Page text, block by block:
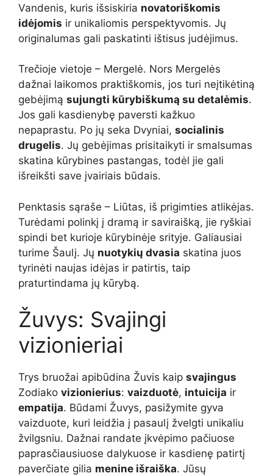
Vandenis, kuris išsiskiria novatoriškomis
idėjomis ir unikaliomis perspektyvomis. Jų
originalumas gali paskatinti ištisus judėjimus.
Trečioje vietoje – Mergelė. Nors Mergelės
dažnai laikomos praktiškomis, jos turi neįtikėtiną
gebėjimą sujungti kūrybiškumą su detalėmis.
Jos gali kasdienybę paversti kažkuo
nepaprastu. Po jų seka Dvyniai, socialinis
drugelis. Jų gebėjimas prisitaikyti ir smalsumas
skatina kūrybines pastangas, todėl jie gali
išreikšti save įvairiais būdais.
Penktasis sąraše – Liūtas, iš prigimties atlikėjas.
Turėdami polinkį į dramą ir saviraišką, jie ryškiai
spindi bet kurioje kūrybinėje srityje. Galiausiai
turime Šaulį. Jų nuotykių dvasia skatina juos
tyrinėti naujas idėjas ir patirtis, taip
praturtindama jų kūrybą.
Žuvys: Svajingi
vizionieriai
Trys bruožai apibūdina Žuvis kaip svajingus
Zodiako vizionierius: vaizduotė, intuicija ir
empatija. Būdami Žuvys, pasižymite gyva
vaizduote, kuri leidžia į pasaulį žvelgti unikaliu
žvilgsniu. Dažnai randate įkvėpimo pačiuose
paprasčiausiuose dalykuose ir kasdienę patirtį
paverčiate gilia menine išraiška. Jūsų